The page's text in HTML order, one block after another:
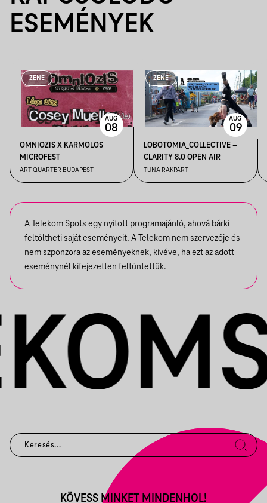
ESEMÉNYEK
ZENE
OMNIOZIS X KARMOLOS
MICROFEST
ART QUARTER BUDAPEST
AUG
08
ZENE
LOBOTOMIA_COLLECTIVE –
CLARITY 8.0 OPEN AIR
TUNA RAKPART
AUG
09
A Telekom Spots egy nyitott programajánló, ahová bárki
feltöltheti saját eseményeit. A Telekom nem szervezője és
nem szponzora az eseményeknek, kivéve, ha ezt az adott
eseménynél kifejezetten feltüntettük.
KÖVESS MINKET MINDENHOL!